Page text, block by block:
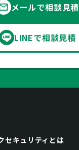
メールで相談見積
LINEで相談見積
セキュリティとは